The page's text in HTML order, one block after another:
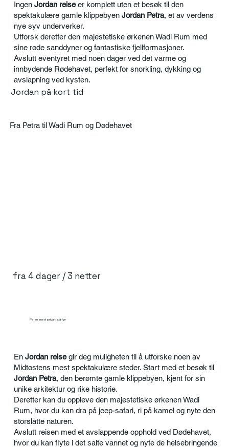
IngenJordan reiseer komplett uten et besøk til den
spektakulære gamle klippebyenJordan Petra, et av verdens
nye syv underverker.
Utforsk deretter den majestetiske ørkenen Wadi Rum med
sine røde sanddyner og fantastiske fjellformasjoner.
Avslutt eventyret med noen dager ved det varme og
innbydende Rødehavet, perfekt for snorkling, dykking og
avslapning ved kysten.
Jordan på kort tid
Fra Petra til Wadi Rum og Dødehavet
fra 4 dager / 3 netter
Reise med privat sjåfør
EnJordan reisegir deg muligheten til å utforske noen av
Midtøstens mest spektakulære steder. Start med et besøk til
Jordan Petra, den berømte gamle klippebyen, kjent for sin
unike arkitektur og rike historie.
Deretter kan du oppleve den majestetiske ørkenen Wadi
Rum, hvor du kan dra på jeep-safari, ri på kamel og nyte den
storslåtte naturen.
Avslutt reisen med et avslappende opphold ved Dødehavet,
hvor du kan flyte i det salte vannet og nyte de helsebringende